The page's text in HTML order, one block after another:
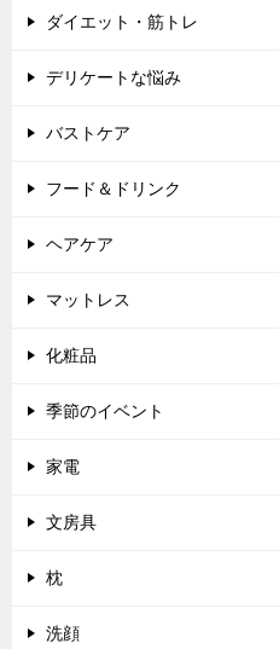
ダイエット・筋トレ
デリケートな悩み
バストケア
フード＆ドリンク
ヘアケア
マットレス
化粧品
季節のイベント
家電
文房具
枕
洗顔